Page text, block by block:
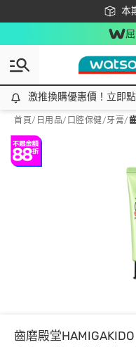
本
下
激推換購優惠價！立即點我
激推換購優惠價！立即
首頁/ 日用品/ 口腔保健/牙膏/
齒磨殿堂HAMIGAKIDO